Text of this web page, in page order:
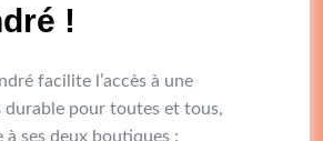
!
facilite l’accès à une
pour toutes et tous,
à ses deux boutiques :